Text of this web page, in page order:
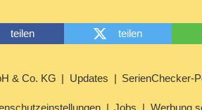
teilen teilen
& Co. KG Updates SerienChecker-